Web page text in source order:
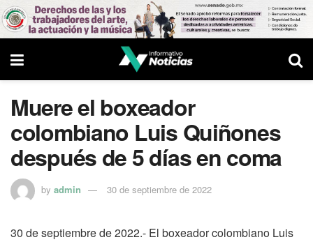
Muere el boxeador
colombiano Luis Quiñones
después de 5 días en coma
by admin 30 de septiembre de 2022
30 de septiembre de 2022.- El boxeador colombiano Luis